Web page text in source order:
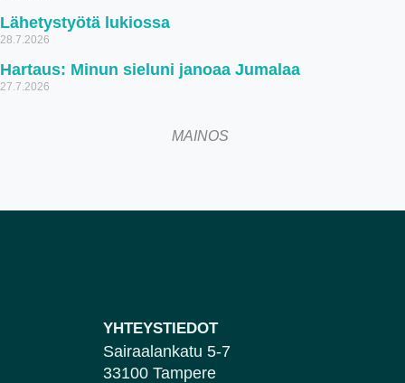
Lähetystyötä lukiossa
28.7.2026
Hartaus: Minun sieluni janoaa Jumalaa
27.7.2026
MAINOS
YHTEYSTIEDOT
Sairaalankatu 5-7
33100 Tampere